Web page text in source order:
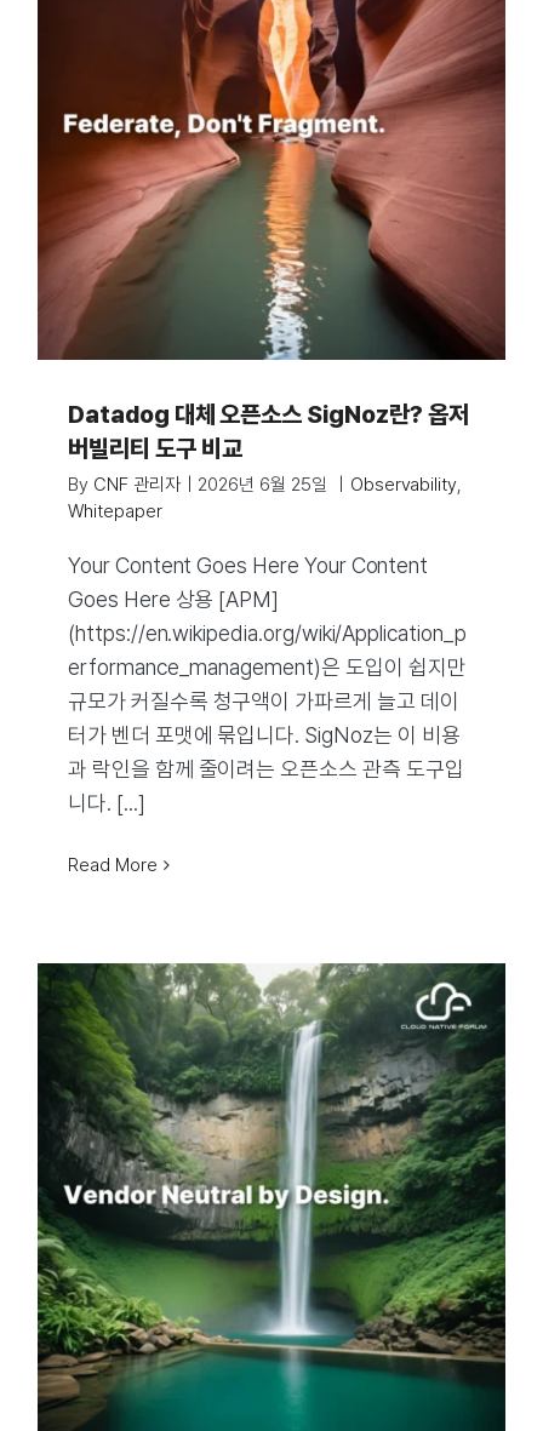
Datadog 대체 오픈소스 SigNoz란? 옵저
버빌리티 도구 비교
By CNF 관리자 2026년 6월 25일 Observability,
Whitepaper
Your Content Goes Here Your Content
Goes Here 상용 [APM]
(https://en.wikipedia.org/wiki/Application_p
erformance_management)은 도입이 쉽지만
규모가 커질수록 청구액이 가파르게 늘고 데이
터가 벤더 포맷에 묶입니다. SigNoz는 이 비용
과 락인을 함께 줄이려는 오픈소스 관측 도구입
니다. [...]
Read More